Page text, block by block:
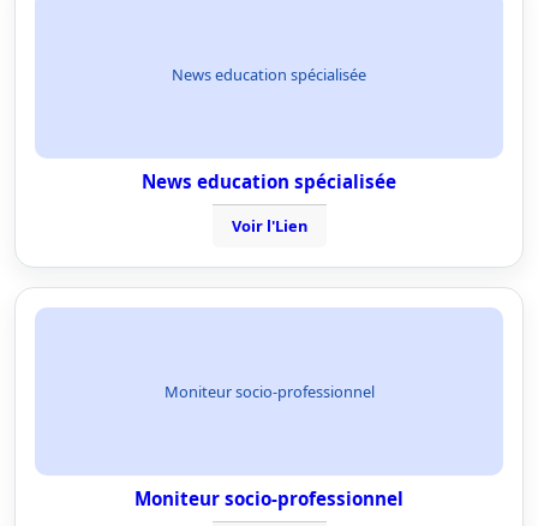
News education spécialisée
News education spécialisée
Voir l'Lien
Moniteur socio-professionnel
Moniteur socio-professionnel